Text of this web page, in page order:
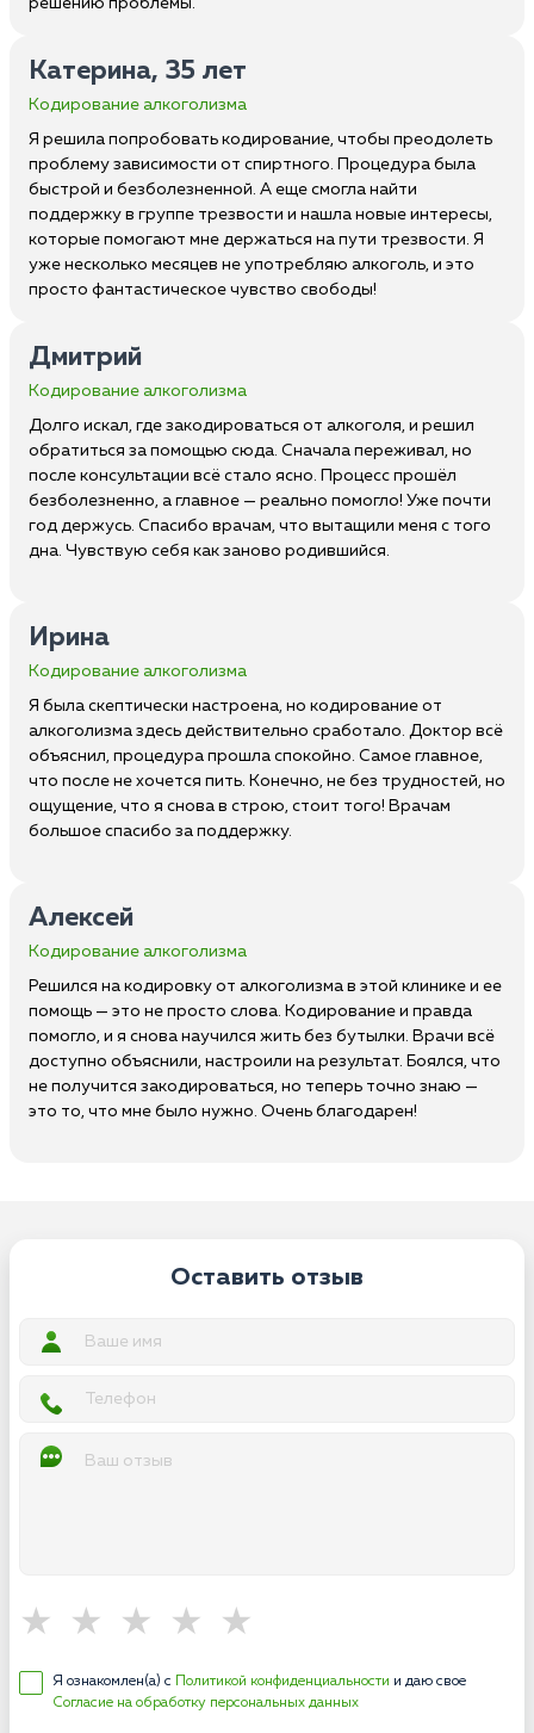
решению проблемы.
Катерина, 35 лет
Кодирование алкоголизма
Я решила попробовать кодирование, чтобы преодолеть
проблему зависимости от спиртного. Процедура была
быстрой и безболезненной. А еще смогла найти
поддержку в группе трезвости и нашла новые интересы,
которые помогают мне держаться на пути трезвости. Я
уже несколько месяцев не употребляю алкоголь, и это
просто фантастическое чувство свободы!
Дмитрий
Кодирование алкоголизма
Долго искал, где закодироваться от алкоголя, и решил
обратиться за помощью сюда. Сначала переживал, но
после консультации всё стало ясно. Процесс прошёл
безболезненно, а главное — реально помогло! Уже почти
год держусь. Спасибо врачам, что вытащили меня с того
дна. Чувствую себя как заново родившийся.
Ирина
Кодирование алкоголизма
Я была скептически настроена, но кодирование от
алкоголизма здесь действительно сработало. Доктор всё
объяснил, процедура прошла спокойно. Самое главное,
что после не хочется пить. Конечно, не без трудностей, но
ощущение, что я снова в строю, стоит того! Врачам
большое спасибо за поддержку.
Алексей
Кодирование алкоголизма
Решился на кодировку от алкоголизма в этой клинике и ее
помощь — это не просто слова. Кодирование и правда
помогло, и я снова научился жить без бутылки. Врачи всё
доступно объяснили, настроили на результат. Боялся, что
не получится закодироваться, но теперь точно знаю —
это то, что мне было нужно. Очень благодарен!
Оставить отзыв
Я ознакомлен(а) с Политикой конфиденциальности и даю свое
Согласие на обработку персональных данных